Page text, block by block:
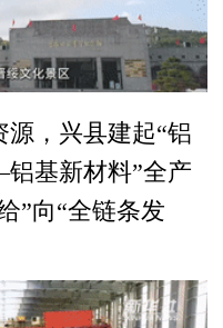
，兴县建起“铝
基新材料”全产
”向“全链条发